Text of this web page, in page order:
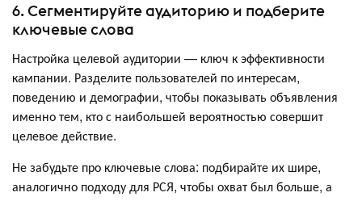
6. Сегментируйте аудиторию и подберите
ключевые слова
Настройка целевой аудитории — ключ к эффективности
кампании. Разделите пользователей по интересам,
поведению и демографии, чтобы показывать объявления
именно тем, кто с наибольшей вероятностью совершит
целевое действие.
Не забудьте про ключевые слова: подбирайте их шире,
аналогично подходу для РСЯ, чтобы охват был больше, а